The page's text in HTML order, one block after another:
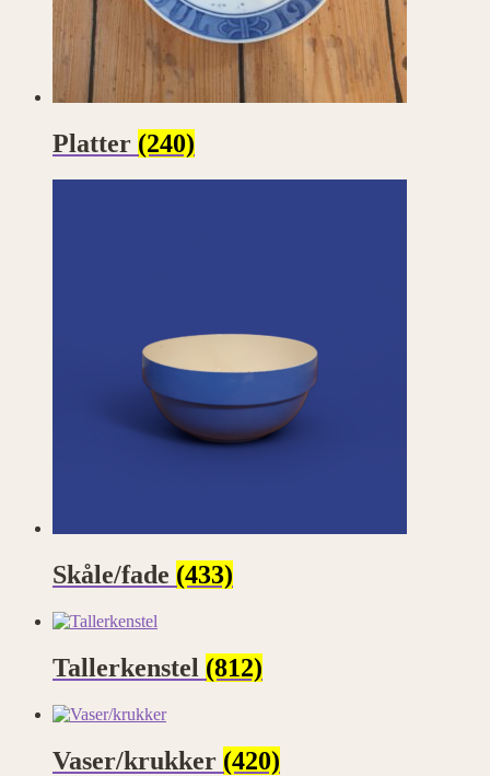
Platter (240)
Skåle/fade (433)
Tallerkenstel (812)
Vaser/krukker (420)